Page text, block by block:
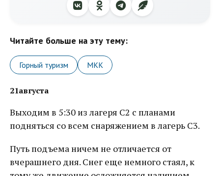
Читайте больше на эту тему:
Горный туризм МКК
21августа
Выходим в 5:30 из лагеря C2 с планами
подняться со всем снаряжением в лагерь С3.
Путь подъема ничем не отличается от
вчерашнего дня. Снег еще немного стаял, к